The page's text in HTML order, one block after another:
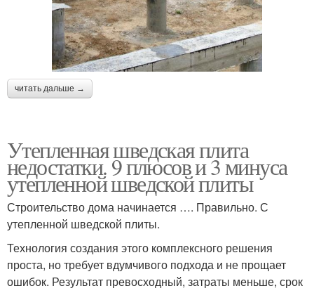
читать дальше →
Утепленная шведская плита
недостатки. 9 плюсов и 3 минуса
утепленной шведской плиты
Строительство дома начинается …. Правильно. С
утепленной шведской плиты.
Технология создания этого комплексного решения
проста, но требует вдумчивого подхода и не прощает
ошибок. Результат превосходный, затраты меньше, срок